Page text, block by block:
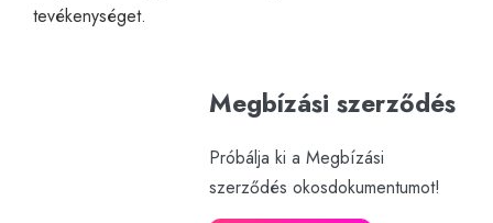
tevékenységet.
Megbízási szerződés
Próbálja ki a Megbízási
szerződés okosdokumentumot!